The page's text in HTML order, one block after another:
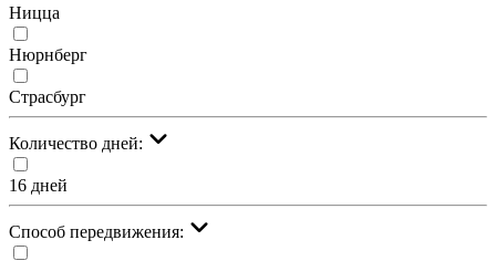
Ницца
Нюрнберг
Страсбург
Количество дней:
16 дней
Cпособ передвижения: